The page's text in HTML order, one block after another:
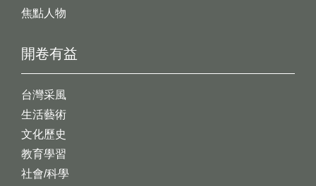
開卷有益
台灣采風
生活藝術
文化歷史
教育學習
社會/科學
焦點人物